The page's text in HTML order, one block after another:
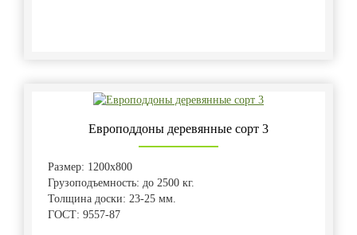
Европоддоны деревянные сорт 3
Размер: 1200х800
Грузоподъемность: до 2500 кг.
Толщина доски: 23-25 мм.
ГОСТ: 9557-87